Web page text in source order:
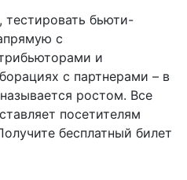
тестировать бьюти-
с
и
с партнерами – в
ростом. Все
посетителям
бесплатный билет